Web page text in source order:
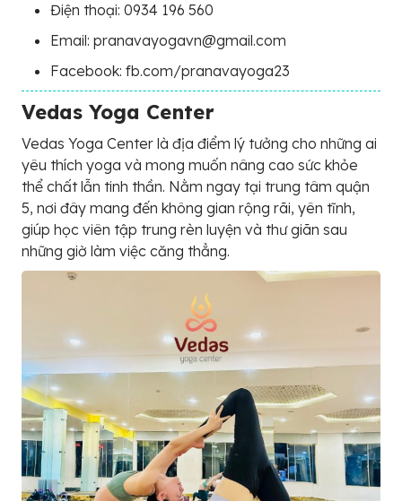
Điện thoại: 0934 196 560
Email: pranavayogavn@gmail.com
Facebook: fb.com/pranavayoga23
Vedas Yoga Center
Vedas Yoga Center là địa điểm lý tưởng cho những ai
yêu thích yoga và mong muốn nâng cao sức khỏe
thể chất lẫn tinh thần. Nằm ngay tại trung tâm quận
5, nơi đây mang đến không gian rộng rãi, yên tĩnh,
giúp học viên tập trung rèn luyện và thư giãn sau
những giờ làm việc căng thẳng.